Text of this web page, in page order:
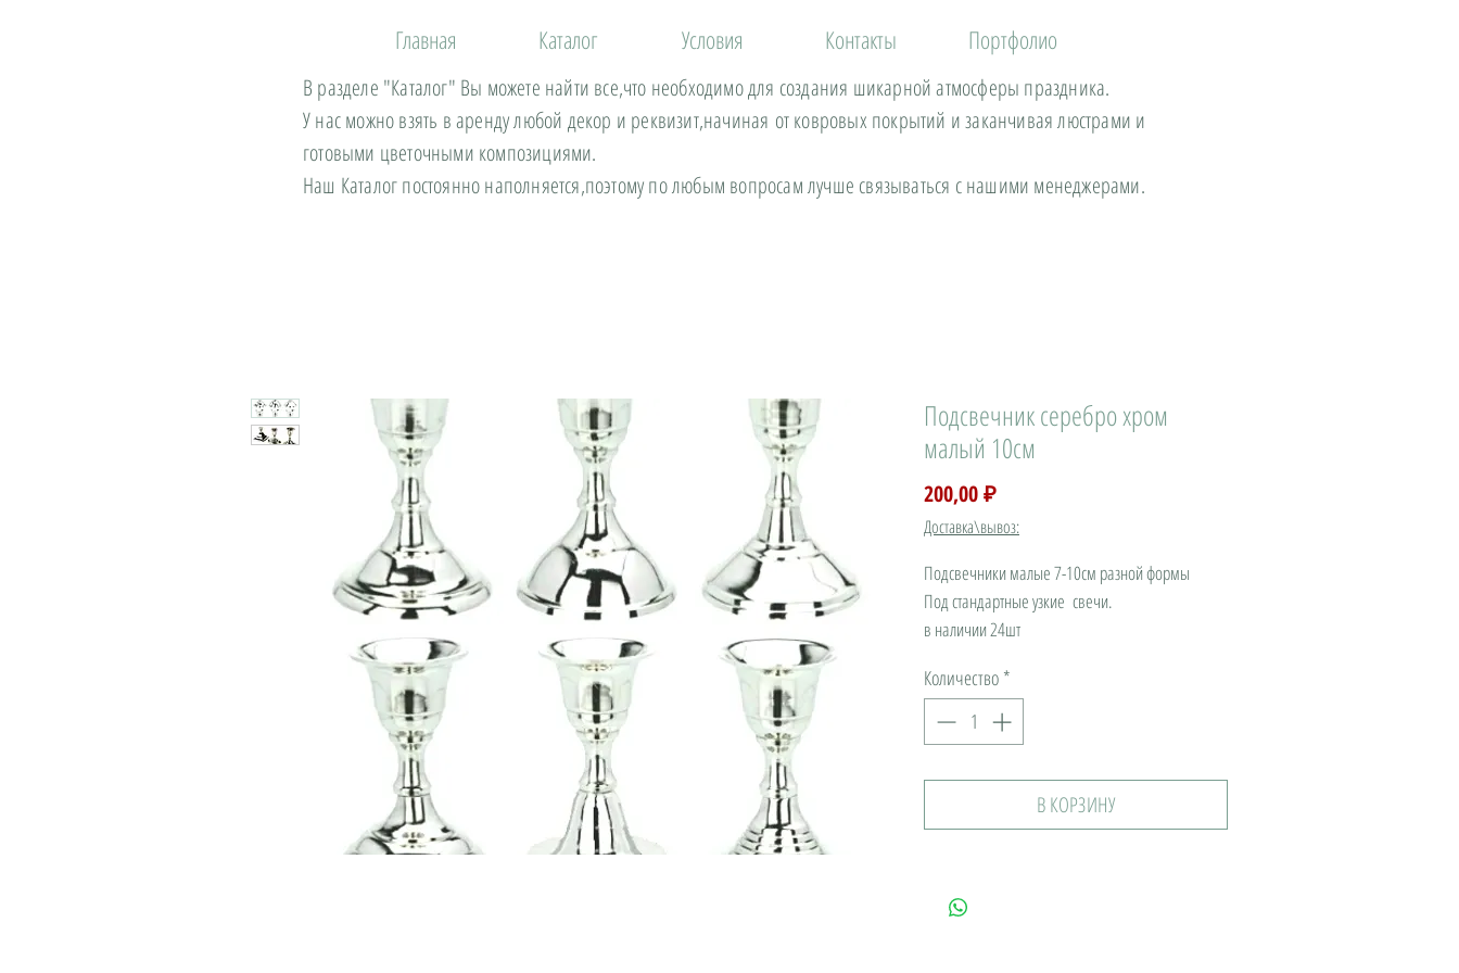
Главная Каталог Условия Контакты Портфолио
В разделе "Каталог" Вы можете найти все,что необходимо для создания шикарной атмосферы праздника.
У нас можно взять в аренду любой декор и реквизит,начиная от ковровых покрытий и заканчивая люстрами и
готовыми цветочными композициями.
Наш Каталог постоянно наполняется,поэтому по любым вопросам лучше связываться с нашими менеджерами.
Подсвечник серебро хром
малый 10см
200,00 ₽Цена
Доставка\вывоз:
Подсвечники малые 7-10см разной формы
Под стандартные узкие свечи.
в наличии 24шт
Количество *
В КОРЗИНУ